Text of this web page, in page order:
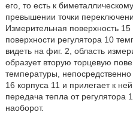
его, то есть к
превышении точки
Измерительная поверхность
поверхности регулятора 10
видеть на фиг. 2, область
образует вторую торцевую
температуры,
16 корпуса 11 и прилегает к
передача тепла от регулятора
наоборот.